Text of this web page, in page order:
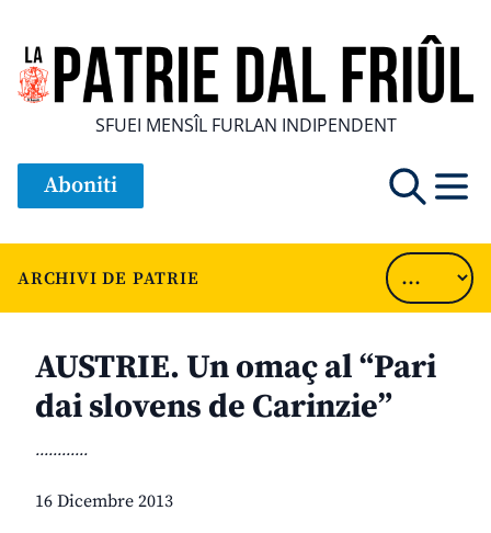
SFUEI MENSÎL FURLAN INDIPENDENT
Aboniti
ARCHIVI DE PATRIE
AUSTRIE. Un omaç al “Pari
dai slovens de Carinzie”
............
16 Dicembre 2013